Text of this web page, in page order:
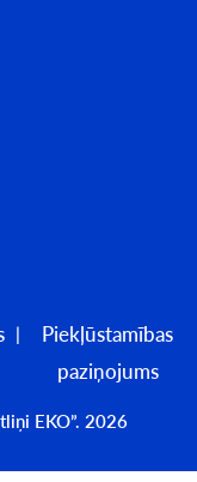
Piekļūstamības
paziņojums
EKO”. 2026